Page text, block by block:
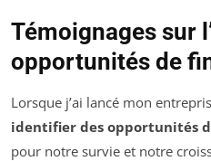
Témoignages sur
opportunités de
Lorsque j’ai lancé mon
identifier des opportunités
pour notre survie et notre